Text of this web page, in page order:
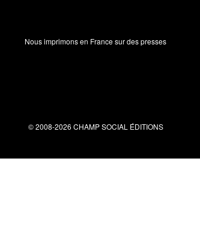
Nous imprimons en France sur des presses
© 2008-2026 CHAMP SOCIAL ÉDITIONS